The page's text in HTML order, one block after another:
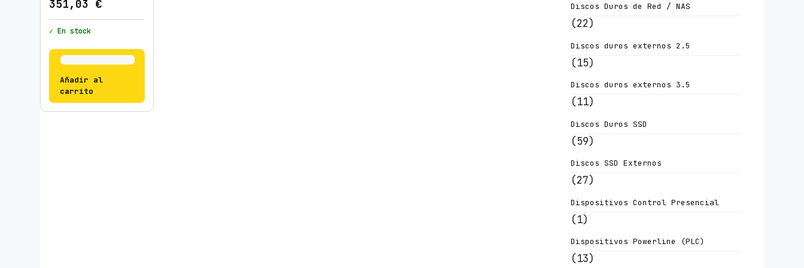
351,03 €
✓ En stock
Añadir al
carrito
Discos Duros de Red / NAS
(22)
Discos duros externos 2.5
(15)
Discos duros externos 3.5
(11)
Discos Duros SSD
(59)
Discos SSD Externos
(27)
Dispositivos Control Presencial
(1)
Dispositivos Powerline (PLC)
(13)